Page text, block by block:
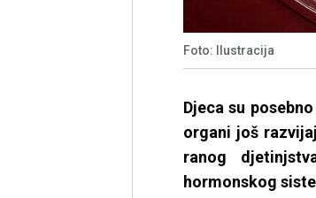
Foto: Ilustracija
Djeca su
organi još
ranog
hormonskog